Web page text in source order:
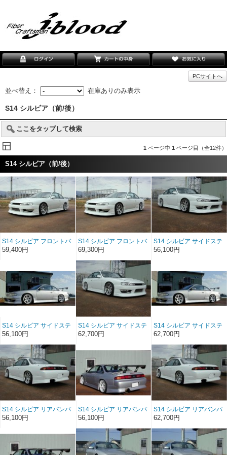
PCサイトへ
並べ替え： 在庫ありのみ表示
S14 シルビア（前/後）
ここをタップして検索
1 ページ中 1 ページ目（全12件）
S14 シルビア（前/後）
S14 シルビア フロントバ
ンパースポイラー
59,400円
S14 シルビア フロントバ
ンパースポイラー ソフト
69,300円
S14 シルビア サイドステ
ップ FRP（前/後期）
56,100円
S14 シルビア サイドステ
ップ FRP（前/後期）
56,100円
S14 シルビア サイドステ
ップ ソフトFRP（前/後
期）
62,700円
S14 シルビア サイドステ
ップ ソフトFRP（前/後
期）
62,700円
S14 シルビア リアバンパ
ースポイラー FRP（前/後
56,100円
S14 シルビア リアバンパ
ースポイラー FRP（前/後
56,100円
S14 シルビア リアバンパ
ースポイラー ソフト
62,700円